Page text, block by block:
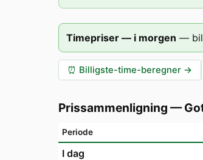
Timepriser — i morgen —
⏰ Billigste-time-beregner →
Prissammenligning —
Periode
I dag